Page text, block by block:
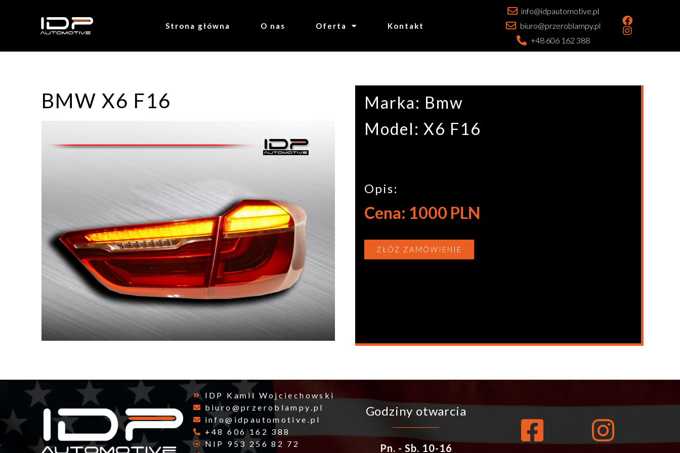
Strona główna O nas Oferta Kontakt
info@idpautomotive.pl
biuro@przeroblampy.pl
+48 606 162 388
BMW X6 F16
Marka: Bmw
Model: X6 F16
Opis:
Cena: 1000 PLN
ZŁÓŻ ZAMÓWIENIE
IDP Kamil Wojciechowski
biuro@przeroblampy.pl
info@idpautomotive.pl
+48 606 162 388
NIP 953 256 82 72
Godziny otwarcia
Pn. - Sb. 10-16